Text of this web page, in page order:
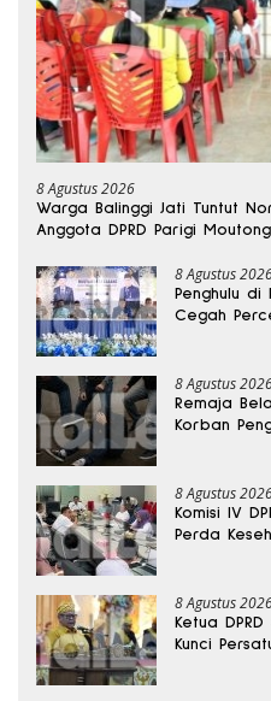
8 Agustus 2026
Warga Balinggi Jati Tuntut
Anggota DPRD Parigi Moutong
8 Agustus
Penghulu
Cegah
8 Agustus
Remaja
Korban
8 Agustus
Komisi IV
Perda
8 Agustus
Ketua
Kunci